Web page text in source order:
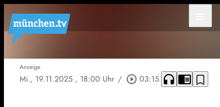
Anzeige
Mi., 19.11.2025 , 18:00 Uhr / play_circle_outline 03:15 headphones chrome_reader_mode bookmark_border